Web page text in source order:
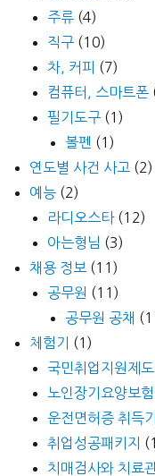
주류 (4)
직구 (10)
차, 커피 (7)
컴퓨터, 스마트폰
필기도구 (1)
볼펜 (1)
연도별 사건 사고 (2)
예능 (2)
라디오스타(12)
아는형님 (3)
채용 정보 (11)
공무원 (11)
공무원 공채
체험기
(1)
국민취업지원제도
노인장기요양보험
운전면허증 취득기
취업성공패키지
치매검사와 치료